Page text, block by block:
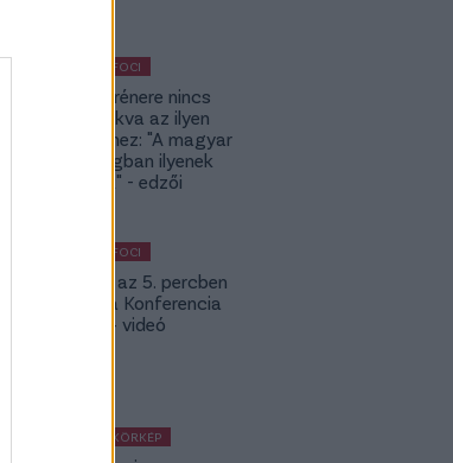
KÜLFÖLDI FOCI
A DVSC trénere nincs
hozzászokva az ilyen
meccsekhez: "A magyar
bajnokságban ilyenek
nincsenek" - edzői
KÜLFÖLDI FOCI
Bolla már az 5. percben
betalált a Konferencia
Ligában – videó
KÜLFÖLDI KÖRKÉP